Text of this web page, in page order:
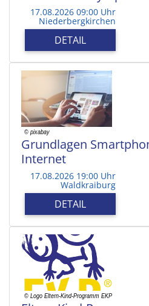
17.08.2026 09:00 Uhr
Niederbergkirchen
DETAIL
Grundlagen
Internet
17.08.2026 19:00 Uhr
Waldkraiburg
DETAIL